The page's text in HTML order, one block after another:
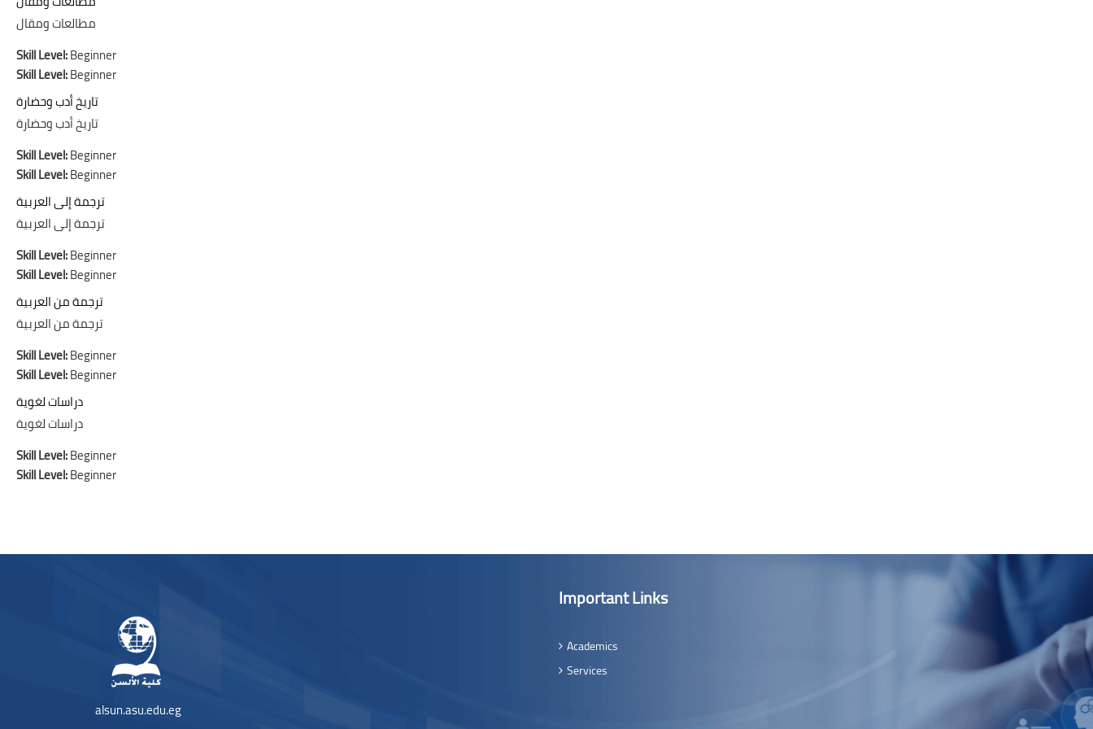
مطالعات ومقال
Skill Level:Beginner
Skill Level:Beginner
تاريخ أدب وحضارة
Skill Level:Beginner
Skill Level:Beginner
ترجمة إلى العربية
ترجمة إلى العربية
Skill Level:Beginner
Skill Level:Beginner
ترجمة من العربية
ترجمة من العربية
Skill Level:Beginner
Skill Level:Beginner
دراسات لغوية
دراسات لغوية
Skill Level:Beginner
Skill Level:Beginner
Bloques
alsun.asu.edu.eg
Important Links
Academics
Services